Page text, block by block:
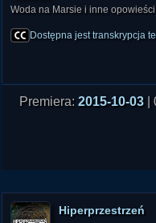
była sprawa ze Stephenville,
o polskich przypadkach. W
talerzy"? Za czym bardziej
m.in. przez rząd brytyjski.
sobie sporo trudu w ich
latach ujawniania
Woda na Marsie i inne
Dostępna jest transkrypcja
Premiera: 2015-10-03 |
Hiperprzestrzeń